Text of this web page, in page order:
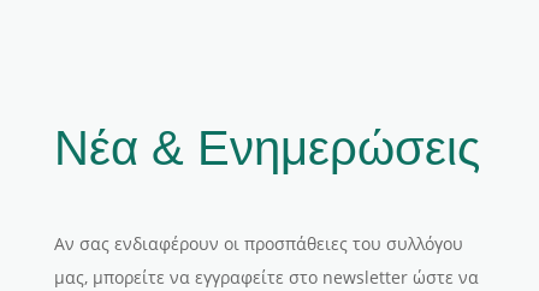
Νέα & Ενημερώσεις
Αν σας ενδιαφέρουν οι προσπάθειες του συλλόγου
μας, μπορείτε να εγγραφείτε στο newsletter ώστε να